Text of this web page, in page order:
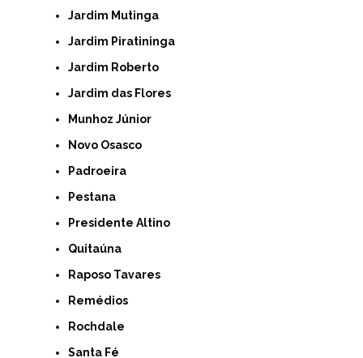
Jardim Mutinga
Jardim Piratininga
Jardim Roberto
Jardim das Flores
Munhoz Júnior
Novo Osasco
Padroeira
Pestana
Presidente Altino
Quitaúna
Raposo Tavares
Remédios
Rochdale
Santa Fé